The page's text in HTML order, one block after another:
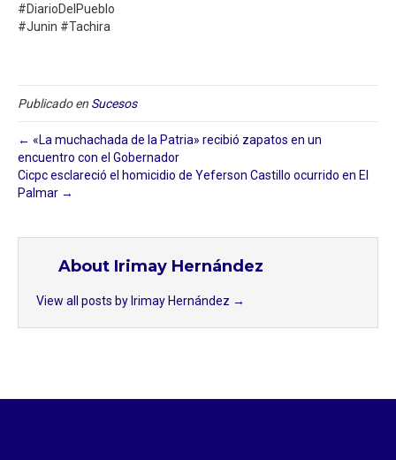
#DiarioDelPueblo⁣
#Junin #Tachira
Publicado en Sucesos
← «La muchachada de la Patria» recibió zapatos en un
encuentro con el Gobernador
Cicpc esclareció el homicidio de Yeferson Castillo ocurrido en El
Palmar⁣ →
About Irimay Hernández
View all posts by Irimay Hernández →